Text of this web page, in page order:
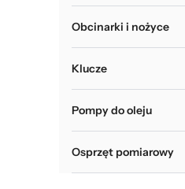
Obcinarki i nożyce
Klucze
Pompy do oleju
Osprzęt pomiarowy